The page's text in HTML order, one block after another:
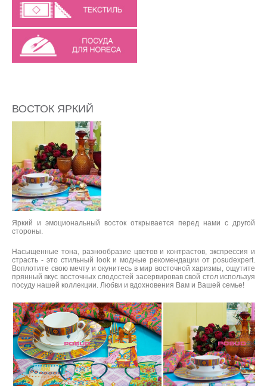
ВОСТОК ЯРКИЙ
Яркий и эмоциональный восток открывается перед нами с другой
стороны.
Насыщенные тона, разнообразие цветов и контрастов, экспрессия и
страсть - это стильный look и модные рекомендации от posudexpert.
Воплотите свою мечту и окунитесь в мир восточной харизмы, ощутите
прянный вкус восточных слодостей засервировав свой стол используя
посуду нашей коллекции. Любви и вдохновения Вам и Вашей семье!